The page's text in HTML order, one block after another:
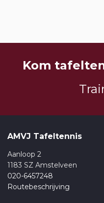
Kom
AMVJ Tafeltennis
Aanloop 2
1183 SZ Amstelveen
020-6457248
Routebeschrijving